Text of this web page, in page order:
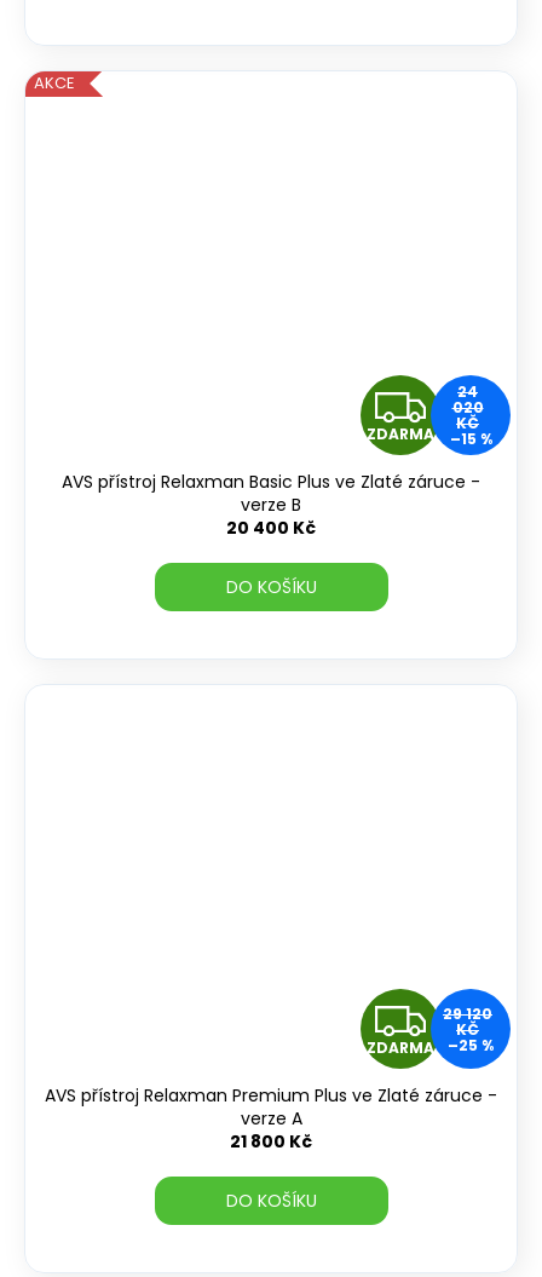
A
AKCE
Z
D
A
ZDARMA
24
020
KČ
–15 %
AVS přístroj Relaxman Basic Plus ve Zlaté záruce -
verze B
20 400 Kč
DO KOŠÍKU
Z
D
ZDARMA
29 120
KČ
–25 %
AVS přístroj Relaxman Premium Plus ve Zlaté záruce -
verze A
21 800 Kč
DO KOŠÍKU